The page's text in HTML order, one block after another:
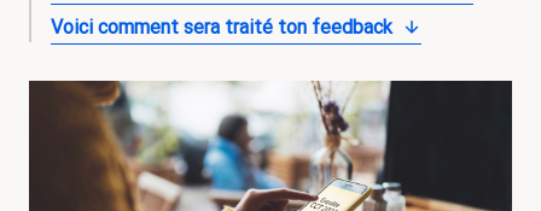
Voici comment sera traité ton feedback